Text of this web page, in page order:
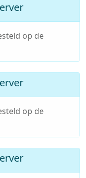
op de
op de